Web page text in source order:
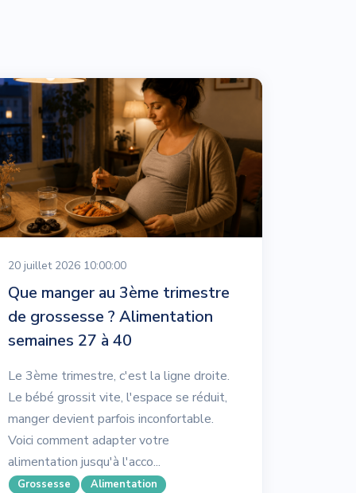
20 juillet 2026 10:00:00
Que manger au 3ème trimestre
de grossesse ? Alimentation
semaines 27 à 40
Le 3ème trimestre, c'est la ligne droite.
Le bébé grossit vite, l'espace se réduit,
manger devient parfois inconfortable.
Voici comment adapter votre
alimentation jusqu'à l'acco...
Grossesse Alimentation